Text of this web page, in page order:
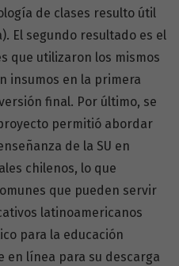
de clases resulto útil
El segundo resultado es el
que utilizaron los mismos
insumos en la primera
final. Por último, se
permitió abordar
de la SU en
chilenos, lo que
que pueden servir
latinoamericanos
para la educación
en línea para su descarga